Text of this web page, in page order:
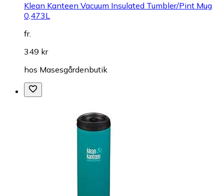
Klean Kanteen Vacuum Insulated Tumbler/Pint Mug
0,473L
fr.
349 kr
hos Masesgårdenbutik